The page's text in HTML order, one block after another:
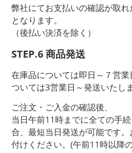
弊社にてお支払いの確認が取
となります。
（後払い決済を除く）
STEP.6 商品発送
在庫品については即日～７営
ついては3営業日～発送いたしま
ご注文・ご入金の確認後、
当日午前11時までに全ての手
合、最短当日発送が可能です
付けください。(午前11時以降